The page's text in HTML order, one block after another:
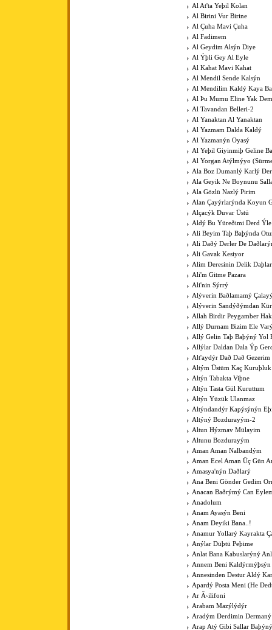
Al At'ta Yeþil Kolan
Al Birini Vur Birine
Al Çuha Mavi Çuha
Al Fadimem
Al Geydim Alsýn Diye
Al Ýþli Gey Al Eyle
Al Kahat Mavi Kahat
Al Mendil Sende Kalsýn
Al Mendilim Kaldý Kaya
Al Þu Mumu Eline Yak
Al Tavandan Belleri-2
Al Yanaktan Al Yanaktan
Al Yazmam Dalda Kaldý
Al Yazmanýn Oyasý
Al Yeþil Giyinmiþ Geline
Al Yorgan Atýlmýyo
Ala Boz Dumanlý Karlý
Ala Geyik Ne Boynunu
Ala Gözlü Nazlý Pirim
Alan Çayýrlarýnda Koyun
Alçacýk Duvar Üstü
Aldý Bu Yüreðimi Derd
Ali Beyim Taþ Baþýnda
Ali Daðý Derler De
Ali Gavak Kesiyor
Alim Deresinin Delik
Ali'm Gitme Pazara
Ali'nin Sýrrý
Alýverin Baðlamamý
Alýverin Sandýðýmdan
Allah Birdir Peygamber Hak
Allý Durnam Bizim Ele
Allý Gelin Taþ Baþýný Yol
Allýlar Daldan Dala Ýp
Alt'aydýr Dað Dað Gezerim
Altým Üstüm Kaç Kuruþluk
Altýn Tabakta Viþne
Altýn Tasta Gül Kuruttum
Altýn Yüzük Ulanmaz
Altýndandýr Kapýsýnýn
Altýný Bozdurayým-2
Altun Hýzmav Mülayim
Altunu Bozdurayým
Aman Aman Nalbandým
Aman Ecel Aman Üç Gün
Amasya'nýn Daðlarý
Ana Beni Gönder Gedim
Anacan Baðrýmý Can
Anadolum
Anam Ayasýn Beni
Anam Deyiki Bana..!
Anamur Yollarý Kayrakta
Anýlar Düþtü Peþime
Anlat Bana Kabuslarýný
Annem Beni
Annesinden Destur Aldý
Apardý Posta Meni (He
Ar Ã›ilifoni
Arabam Mazýlýdýr
Aradým Derdimin
Arap Atý Gibi Sallar Baþýný